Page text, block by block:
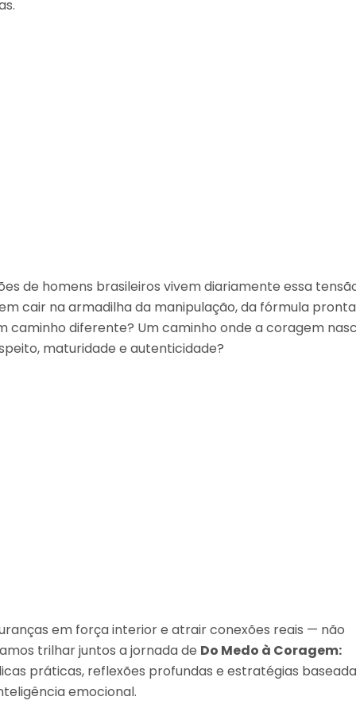
de homens brasileiros vivem diariamente essa
cair na armadilha da manipulação, da fórmula pronta
caminho diferente? Um caminho onde a coragem
maturidade e autenticidade?
em força interior e atrair conexões reais — não
trilhar juntos a jornada de Do Medo à Coragem:
práticas, reflexões profundas e estratégias
emocional.